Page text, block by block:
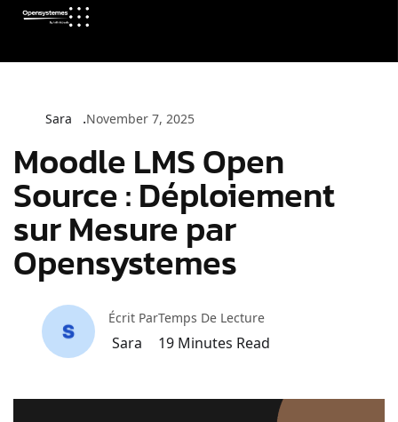
Sara November 7, 2025
Moodle LMS Open
Source : Déploiement
sur Mesure par
Opensystemes
Écrit Par
Sara
Temps De Lecture
19 Minutes Read